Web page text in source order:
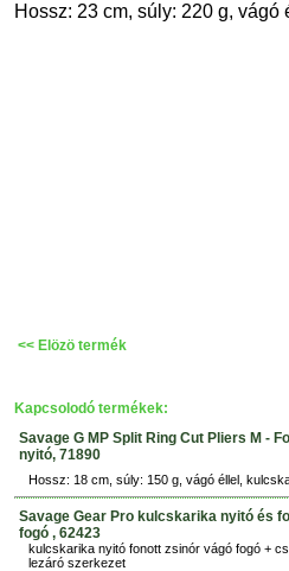
Hossz: 23 cm, súly: 220 g, vágó
<< Elözö termék
Kapcsolodó termékek:
Savage G MP Split Ring Cut Pliers M -
nyitó, 71890
Hossz: 18 cm, súly: 150 g, vágó éllel,
Savage Gear Pro kulcskarika nyitó és
fogó , 62423
kulcskarika nyitó fonott zsinór vágó fogó +
lezáró szerkezet